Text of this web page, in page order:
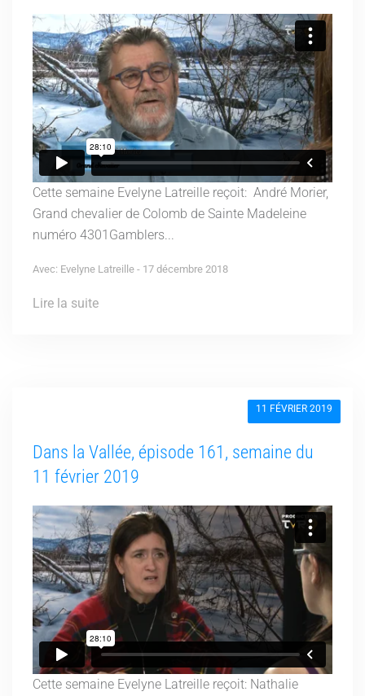
Cette semaine Evelyne Latreille reçoit: André Morier,
Grand chevalier de Colomb de Sainte Madeleine
numéro 4301Gamblers...
Avec: Evelyne Latreille - 17 décembre 2018
Lire la suite
11 FÉVRIER 2019
Dans la Vallée, épisode 161, semaine du
11 février 2019
Cette semaine Evelyne Latreille reçoit: Nathalie